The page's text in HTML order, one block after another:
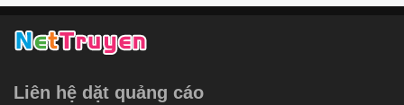
Liên hệ dặt quảng cáo